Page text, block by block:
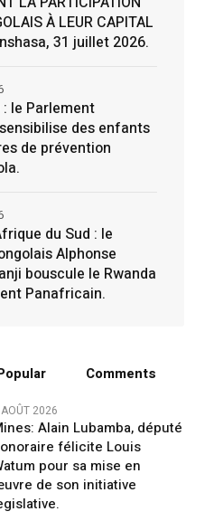
À LEUR CAPITAL
31 juillet 2026.
: le Parlement
des enfants
de prévention
du Sud : le
Alphonse
bouscule le Rwanda
Panafricain.
Comments
2026
Alain Lubamba, député
félicite Louis
pour sa mise en
de son initiative